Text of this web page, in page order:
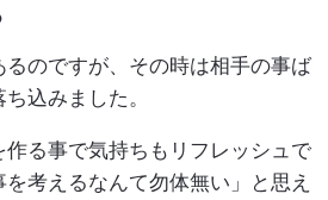
のですが、その時は相手の事ば
込みました。
作る事で気持ちもリフレッシュで
考えるなんて勿体無い」と思え